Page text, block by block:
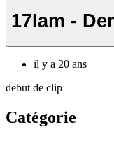
17Iam -
il y a 20 ans
debut de clip
Catégorie